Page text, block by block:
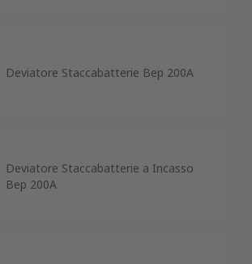
Deviatore Staccabatterie Bep 200A
Deviatore Staccabatterie a Incasso
Bep 200A